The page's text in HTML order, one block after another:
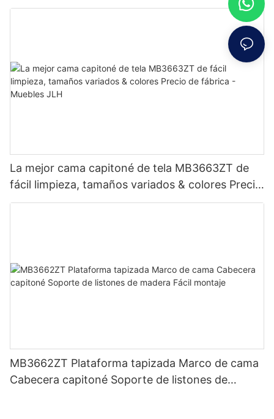
La mejor cama capitoné de tela MB3663ZT de
fácil limpieza, tamaños variados & colores Precio
de fábrica - Muebles JLH
MB3662ZT Plataforma tapizada Marco de cama
Cabecera capitoné Soporte de listones de